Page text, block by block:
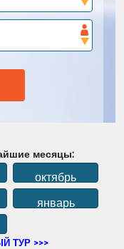
месяцы:
октябрь
январь
ТУР >>>